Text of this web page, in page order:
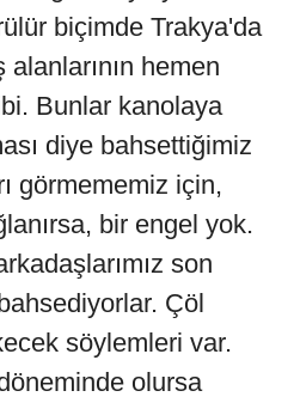
biçimde Trakya'da
hemen
Bunlar kanolaya
diye bahsettiğimiz
görmememiz için,
bir engel yok.
son
Çöl
söylemleri var.
olursa